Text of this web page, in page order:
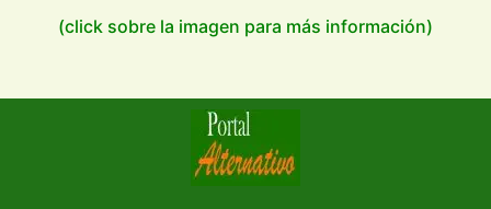
(click sobre la imagen para más información)